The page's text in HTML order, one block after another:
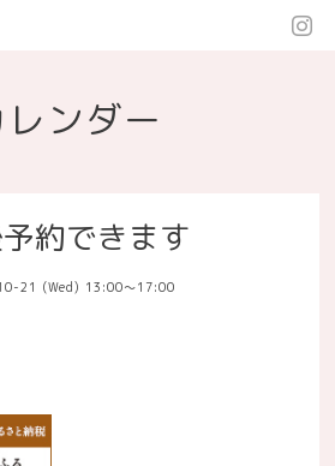
レンダー
約できます
21 (Wed) 13:00～17:00